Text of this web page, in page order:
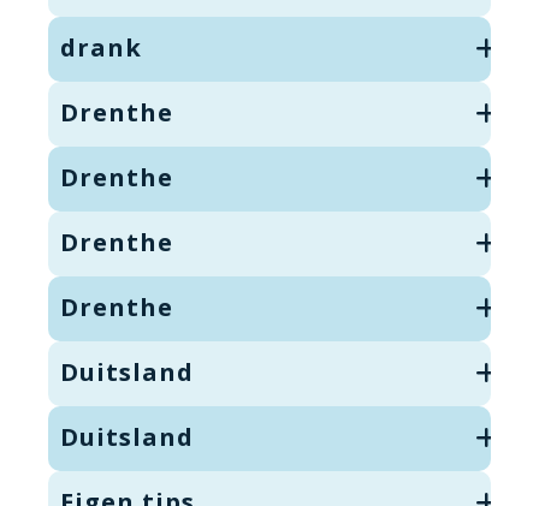
drank
Drenthe
Drenthe
Drenthe
Drenthe
Duitsland
Duitsland